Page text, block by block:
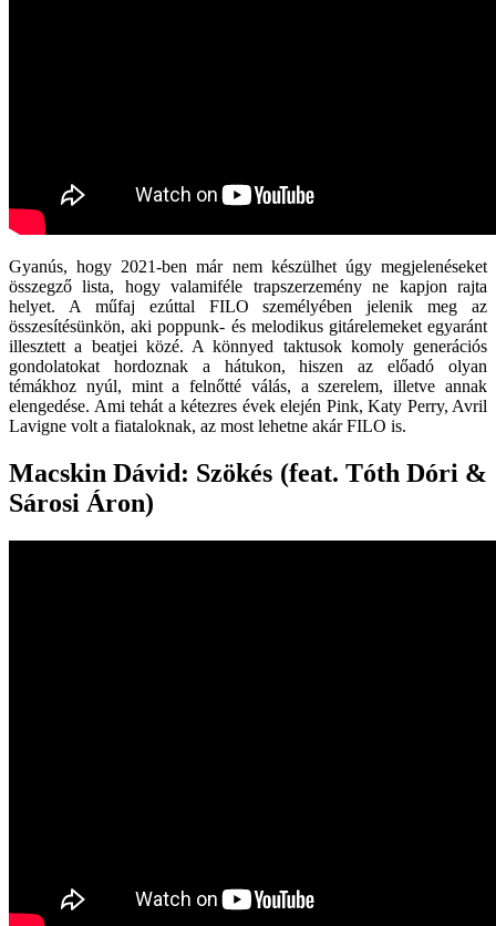
Gyanús, hogy 2021-ben már nem készülhet úgy megjelenéseket
összegző lista, hogy valamiféle trapszerzemény ne kapjon rajta
helyet. A műfaj ezúttal FILO személyében jelenik meg az
összesítésünkön, aki poppunk- és melodikus gitárelemeket egyaránt
illesztett a beatjei közé. A könnyed taktusok komoly generációs
gondolatokat hordoznak a hátukon, hiszen az előadó olyan
témákhoz nyúl, mint a felnőtté válás, a szerelem, illetve annak
elengedése. Ami tehát a kétezres évek elején Pink, Katy Perry, Avril
Lavigne volt a fiataloknak, az most lehetne akár FILO is.
Macskin Dávid: Szökés (feat. Tóth Dóri &
Sárosi Áron)